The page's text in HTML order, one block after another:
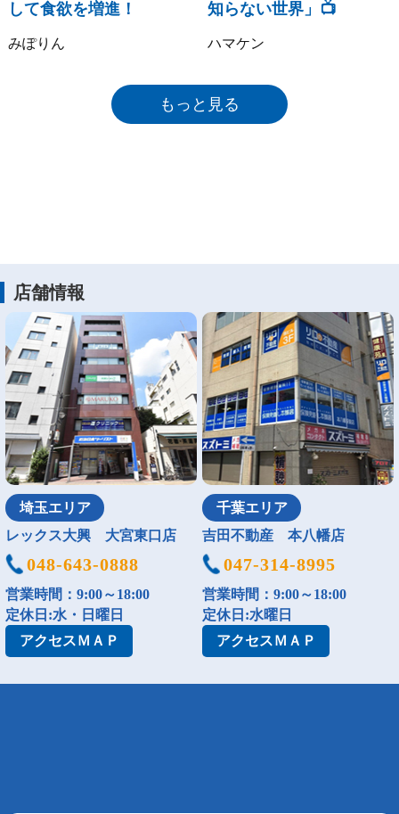
して食欲を増進！
みぽりん
知らない世界」📺
ハマケン
もっと見る
店舗情報
埼玉エリア
レックス大興 大宮東口店
048-643-0888
営業時間：9:00～18:00
定休日:水・日曜日
アクセスＭＡＰ
千葉エリア
吉田不動産 本八幡店
047-314-8995
営業時間：9:00～18:00
定休日:水曜日
アクセスＭＡＰ